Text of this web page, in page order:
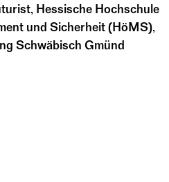
Hessische Hochschule
und Sicherheit (HöMS),
Schwäbisch Gmünd